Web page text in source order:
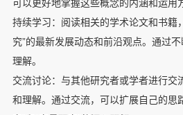
可以更好地掌握这些概念的内涵和运用
持续学习：阅读相关的学术论文和书籍
究”的最新发展动态和前沿观点。通过
理解。
交流讨论：与其他研究者或学者进行交
和理解。通过交流，可以扩展自己的思